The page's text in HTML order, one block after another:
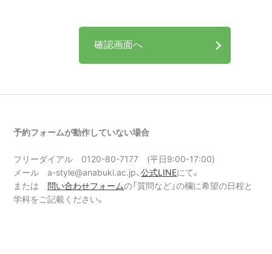
予約フォームが動作していない場合
フリーダイアル 0120-80-7177 (平日9:00-17:00)
メール a-style@anabuki.ac.jp、公式LINEにて。
または 問い合わせフォームの「質問など」の欄に希望の日程と
学科をご記載ください。